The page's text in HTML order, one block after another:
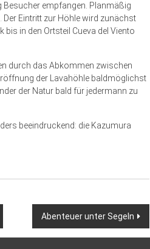
Besucher empfangen. Planmäßig
Eintritt zur Höhle wird zunächst
in den Ortsteil Cueva del Viento
durch das Abkommen zwischen
der Lavahöhle baldmöglichst
der Natur bald für jedermann zu
beeindruckend: die Kazumura
Abenteuer unter Segeln